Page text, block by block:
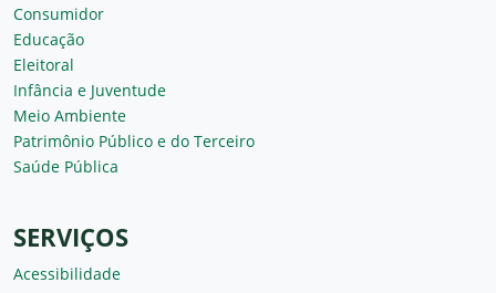
Consumidor
Educação
Eleitoral
Infância e Juventude
Meio Ambiente
Patrimônio Público e do Terceiro
Saúde Pública
SERVIÇOS
Acessibilidade